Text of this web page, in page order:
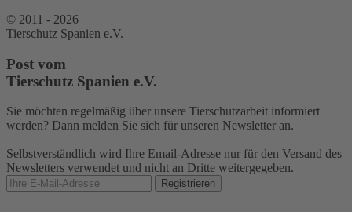
© 2011 - 2026
Tierschutz Spanien e.V.
Post vom
Tierschutz Spanien e.V.
Sie möchten regelmäßig über unsere Tierschutzarbeit informiert
werden? Dann melden Sie sich für unseren Newsletter an.
Selbstverständlich wird Ihre Email-Adresse nur für den Versand des
Newsletters verwendet und nicht an Dritte weitergegeben.